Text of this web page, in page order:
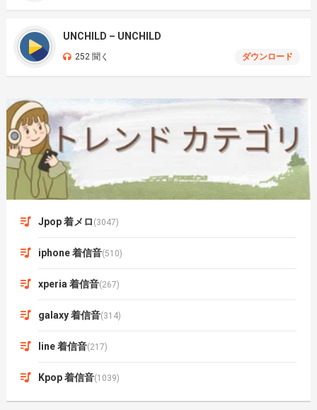
UNCHILD – UNCHILD
252 聞く ダウンロード
Jpop 着メロ (3047)
iphone 着信音(510)
xperia 着信音(267)
galaxy 着信音(314)
line 着信音(217)
Kpop 着信音(1039)